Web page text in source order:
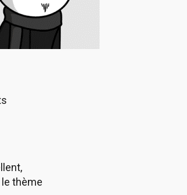
le thème